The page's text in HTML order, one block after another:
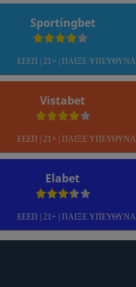
Sportingbet
ΕΕΕΠ | 21+ | ΠΑΙΞΕ ΥΠΕΥΘΥΝΑ
Vistabet
ΕΕΕΠ | 21+ | ΠΑΙΞΕ ΥΠΕΥΘΥΝΑ
Elabet
ΕΕΕΠ | 21+ | ΠΑΙΞΕ ΥΠΕΥΘΥΝΑ